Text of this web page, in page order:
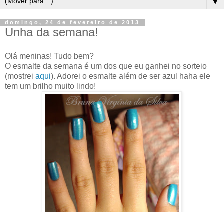
▼
domingo, 24 de fevereiro de 2013
Unha da semana!
Olá meninas! Tudo bem?
O esmalte da semana é um dos que eu ganhei no sorteio
(mostrei aqui). Adorei o esmalte além de ser azul haha ele
tem um brilho muito lindo!